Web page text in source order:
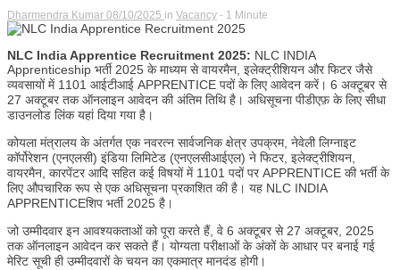
Dharmendra Kumar 08/10/2025 in Vacancy - 1 Minute
NLC India Apprentice Recruitment 2025: NLC INDIA
Apprenticeship भर्ती 2025 के माध्यम से वायरमैन, इलेक्ट्रीशियन और फिटर जैसे
व्यवसायों में 1101 आईटीआई APPRENTICE पदों के लिए आवेदन करें। 6 अक्टूबर से
27 अक्टूबर तक ऑनलाइन आवेदन की अंतिम तिथि है। अधिसूचना पीडीएफ़ के लिए सीधा
डाउनलोड लिंक यहां दिया गया है।
कोयला मंत्रालय के अंतर्गत एक नवरत्न सार्वजनिक क्षेत्र उपक्रम, नेवेली लिग्नाइट
कॉर्पोरेशन (एनएलसी) इंडिया लिमिटेड (एनएलसीआईएल) ने फिटर, इलेक्ट्रीशियन,
वायरमैन, कारपेंटर आदि सहित कई विषयों में 1101 पदों पर APPRENTICE की भर्ती के
लिए औपचारिक रूप से एक अधिसूचना प्रकाशित की है। यह NLC INDIA
APPRENTICEशिप भर्ती 2025 है।
जो उम्मीदवार इन आवश्यकताओं को पूरा करते हैं, वे 6 अक्टूबर से 27 अक्टूबर, 2025
तक ऑनलाइन आवेदन कर सकते हैं। योग्यता परीक्षाओं के अंकों के आधार पर बनाई गई
मेरिट सूची ही उम्मीदवारों के चयन का एकमात्र मानदंड होगी।